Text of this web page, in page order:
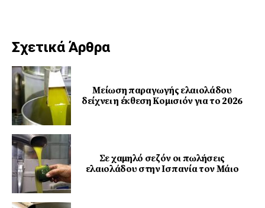
Σχετικά Άρθρα
Μείωση παραγωγής ελαιολάδου
δείχνει η έκθεση Κομισιόν για το 2026
Σε χαμηλό σεζόν οι πωλήσεις
ελαιολάδου στην Ισπανία τον Μάιο